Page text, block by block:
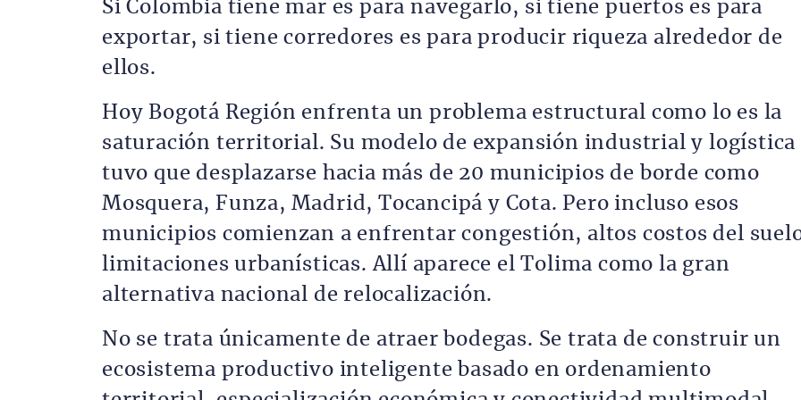
Si Colombia tiene mar es para navegarlo, si tiene puertos es para
exportar, si tiene corredores es para producir riqueza alrededor de
ellos.
Hoy Bogotá Región enfrenta un problema estructural como lo es la
saturación territorial. Su modelo de expansión industrial y logística
tuvo que desplazarse hacia más de 20 municipios de borde como
Mosquera, Funza, Madrid, Tocancipá y Cota. Pero incluso esos
municipios comienzan a enfrentar congestión, altos costos del
limitaciones urbanísticas. Allí aparece el Tolima como la gran
alternativa nacional de relocalización.
No se trata únicamente de atraer bodegas. Se trata de construir un
ecosistema productivo inteligente basado en ordenamiento